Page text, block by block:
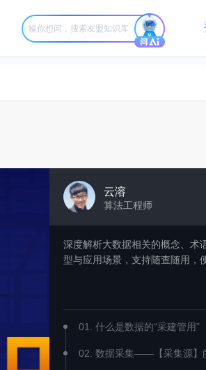
云溶
算法工程师
深度解析大数据相关的概念、术
型与应用场景，支持随查随用，
01. 什么是数据的“采建管用”